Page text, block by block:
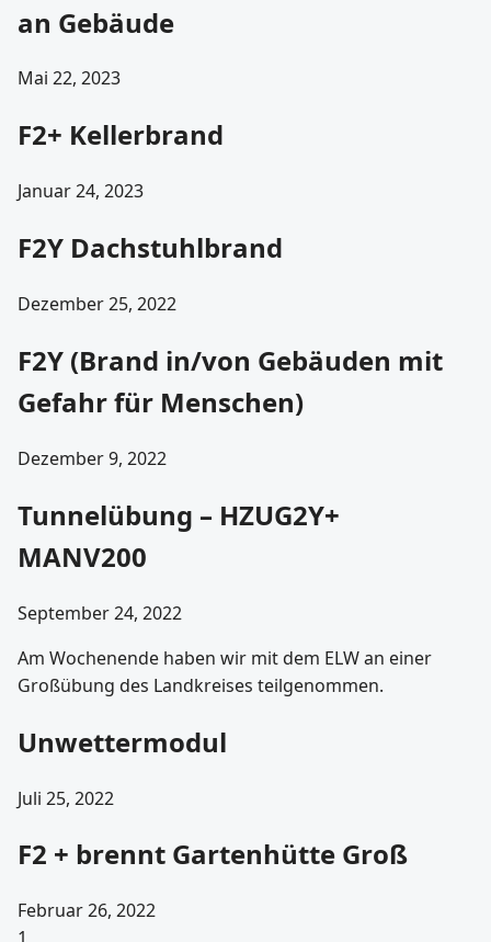
an Gebäude
Mai 22, 2023
F2+ Kellerbrand
Januar 24, 2023
F2Y Dachstuhlbrand
Dezember 25, 2022
F2Y (Brand in/von Gebäuden mit
Gefahr für Menschen)
Dezember 9, 2022
Tunnelübung – HZUG2Y+
MANV200
September 24, 2022
Am Wochenende haben wir mit dem ELW an einer
Großübung des Landkreises teilgenommen.
Unwettermodul
Juli 25, 2022
F2 + brennt Gartenhütte Groß
Februar 26, 2022